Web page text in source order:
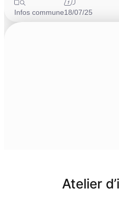
Infos commune18/07/25
Atelier